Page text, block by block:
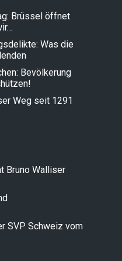
Brüssel öffnet
Was die
Bevölkerung
Weg seit 1291
Bruno Walliser
SVP Schweiz vom